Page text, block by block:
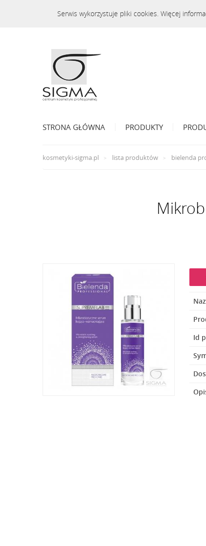
Serwis wykorzystuje pliki cookies. Więcej
STRONA GŁÓWNA PRODUKTY
kosmetyki-sigma.pl lista produktów bielenda
Id